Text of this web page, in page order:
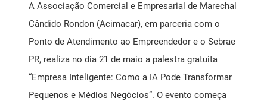
A Associação Comercial e Empresarial de Marechal
Cândido Rondon (Acimacar), em parceria com o
Ponto de Atendimento ao Empreendedor e o Sebrae
PR, realiza no dia 21 de maio a palestra gratuita
“Empresa Inteligente: Como a IA Pode Transformar
Pequenos e Médios Negócios”. O evento começa